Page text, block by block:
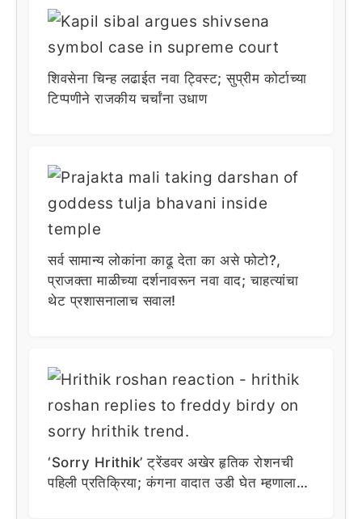
शिवसेना चिन्ह लढाईत नवा ट्विस्ट; सुप्रीम कोर्टाच्या
टिप्पणीने राजकीय चर्चांना उधाण
सर्व सामान्य लोकांना काढू देता का असे फोटो?,
प्राजक्ता माळीच्या दर्शनावरून नवा वाद; चाहत्यांचा
थेट प्रशासनालाच सवाल!
‘Sorry Hrithik’ ट्रेंडवर अखेर हृतिक रोशनची
पहिली प्रतिक्रिया; कंगना वादात उडी घेत म्हणाला…